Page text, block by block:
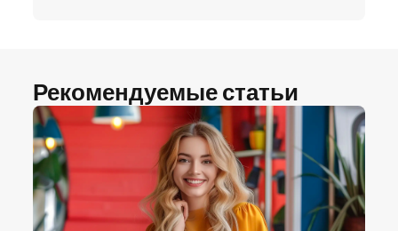
Рекомендуемые статьи